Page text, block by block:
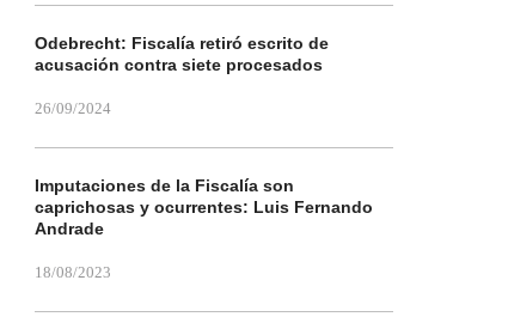
Odebrecht: Fiscalía retiró escrito de
acusación contra siete procesados
26/09/2024
Imputaciones de la Fiscalía son
caprichosas y ocurrentes: Luis Fernando
Andrade
18/08/2023